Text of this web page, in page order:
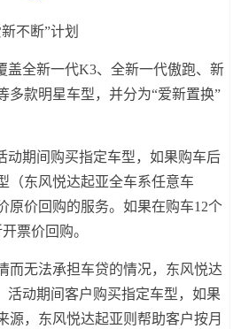
不断”计划
盖全新一代K3、全新一代傲跑、新
多款明星车型，并分为“爱新置换”
动期间购买指定车型，如果购车后
（东风悦达起亚全车系任意车
原价回购的服务。如果在购车12个
票价回购。
而无法承担车贷的情况，东风悦达
活动期间客户购买指定车型，如果
源，东风悦达起亚则帮助客户按月